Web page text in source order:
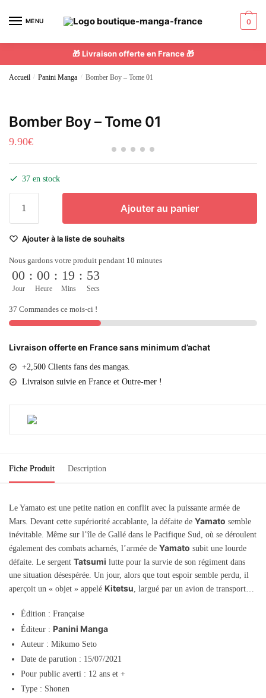
MENU 0
🎁 Livraison offerte en France 🎁
Accueil / Panini Manga / Bomber Boy – Tome 01
Bomber Boy – Tome 01
9.90€
37 en stock
Ajouter au panier
Ajouter à la liste de souhaits
Nous gardons votre produit pendant 10 minutes
00
Jour
: 00
Heure
: 19
Mins
: 53
Secs
37 Commandes ce mois-ci !
Livraison offerte en France sans minimum d’achat
+2,500 Clients fans des mangas.
Livraison suivie en France et Outre-mer !
Fiche Produit Description
Le Yamato est une petite nation en conflit avec la puissante armée de
Mars. Devant cette supériorité accablante, la défaite de Yamato semble
inévitable. Même sur l’île de Gallé dans le Pacifique Sud, où se déroulent
également des combats acharnés, l’armée de Yamato subit une lourde
défaite. Le sergent Tatsumi lutte pour la survie de son régiment dans
une situation désespérée. Un jour, alors que tout espoir semble perdu, il
aperçoit un « objet » appelé Kitetsu, largué par un avion de transport…
Édition : Française
Éditeur : Panini Manga
Auteur : Mikumo Seto
Date de parution : 15/07/2021
Pour public averti : 12 ans et +
Type : Shonen